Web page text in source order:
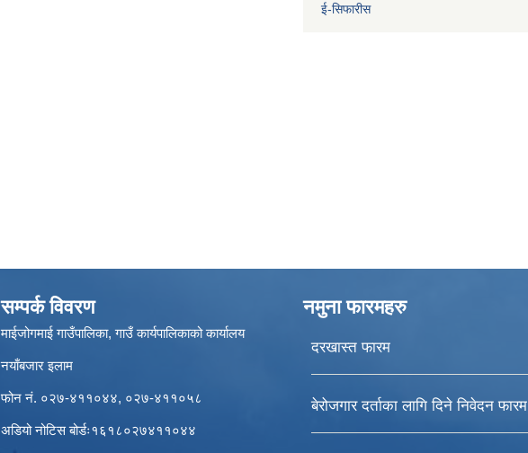
ई-सिफारीस
सम्पर्क विवरण
माईजोगमाई गाउँपालिका, गाउँ कार्यपालिकाको कार्यालय
नयाँबजार इलाम
फोन नं. ०२७-४११०४४, ०२७-४११०५८
अडियो नोटिस बोर्डः१६१८०२७४११०४४
नमुना फारमहरु
दरखास्त फारम
बेरोजगार दर्ताका लागि दिने निवेदन फारम